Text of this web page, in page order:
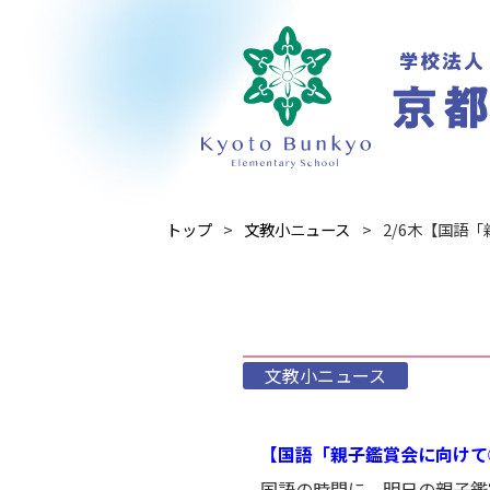
トップ 文教小ニュース 2/6木【国語
文教小ニュース
【国語「親子鑑賞会に向け